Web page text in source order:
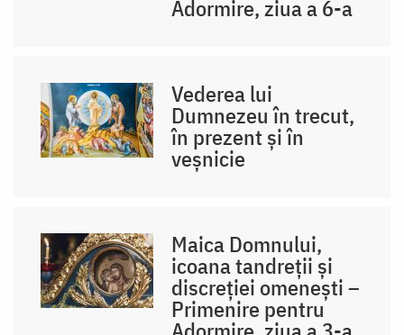
Adormire, ziua a 6-a
Vederea lui
Dumnezeu în trecut,
în prezent și în
veșnicie
Maica Domnului,
icoana tandreții și
discreției omenești –
Primenire pentru